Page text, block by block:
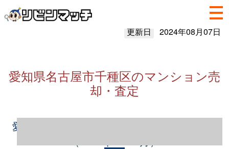
更新日 2024年08月07日
愛知県名古屋市千種区のマンション売
却・査定
愛知県名古屋市千種区のマンション売却情報